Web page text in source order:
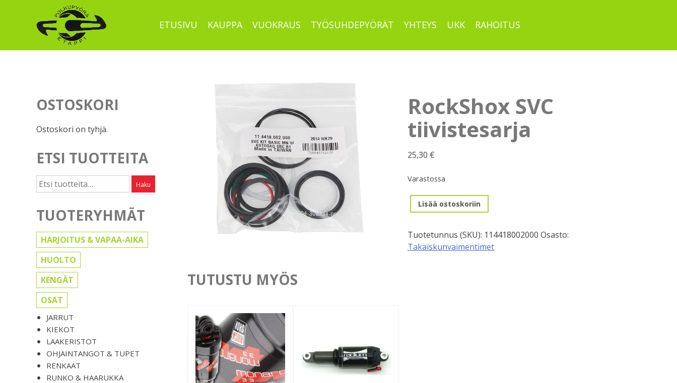
ETUSIVU KAUPPA VUOKRAUS TYÖSUHDEPYÖRÄT YHTEYS UKK RAHOITUS
OSTOSKORI
Ostoskori on tyhjä.
ETSI TUOTTEITA
Etsi: Haku
TUOTERYHMÄT
HARJOITUS & VAPAA-AIKA
HUOLTO
KENGÄT
OSAT
JARRUT
KIEKOT
LAAKERISTOT
OHJAINTANGOT & TUPET
RENKAAT
RUNKO & HAARUKKA
RockShox SVC
tiivistesarja
25,30 €
Varastossa
RockShox
SVC
määrä
Lisää ostoskoriin
Tuotetunnus (SKU): 114418002000 Osasto:
Takaiskunvaimentimet
TUTUSTU MYÖS